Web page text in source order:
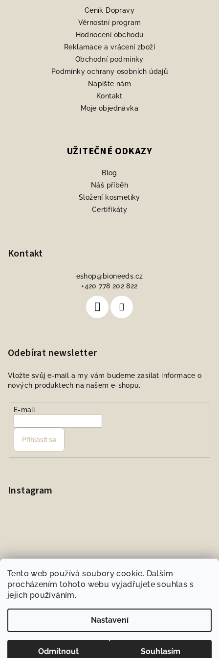
Tento web používá soubory cookie. Dalším
procházením tohoto webu vyjadřujete souhlas s
jejich používáním.
Nastavení
Odmítnout Souhlasím
Ceník Dopravy
Věrnostní program
Hodnocení obchodu
Reklamace a vrácení zboží
Obchodní podmínky
Podmínky ochrany osobních údajů
Napište nám
Kontakt
Moje objednávka
UŽITEČNÉ ODKAZY
Blog
Náš příběh
Složení kosmetiky
Certifikáty
Kontakt
eshop@bioneeds.cz
+420 778 202 822
Odebírat newsletter
Vložte svůj e-mail a my vám budeme zasílat informace o
nových produktech na našem e-shopu.
E-mail
Přihlásit se
Instagram
Sledovat na Instagramu
BIOneeds.cz